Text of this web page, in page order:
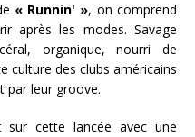
« Runnin' », on comprend
après les modes. Savage
organique, nourri de
culture des clubs américains
par leur groove.
cette lancée avec une